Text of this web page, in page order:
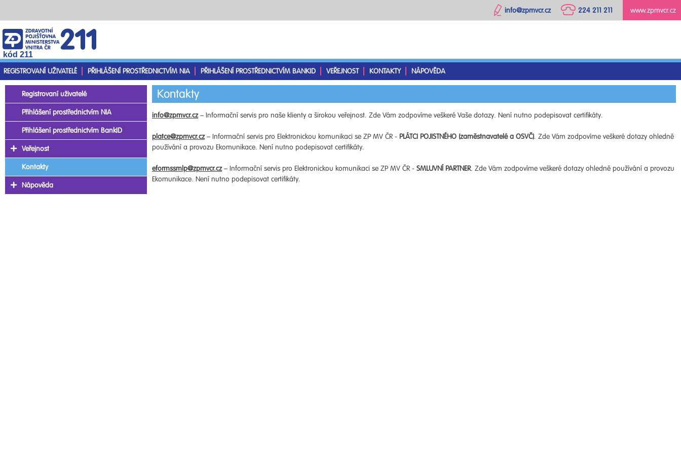
www.zpmvcr.cz
224 211 211
info@zpmvcr.cz
kód 211
REGISTROVANÍ UŽIVATELÉ
PŘIHLÁŠENÍ PROSTŘEDNICTVÍM NIA PŘIHLÁŠENÍ PROSTŘEDNICTVÍM BANKID VEŘEJNOST KONTAKTY NÁPOVĚDA
Kontakty
info@zpmvcr.cz– Informační servis pro naše klienty a širokou veřejnost. Zde Vám zodpovíme veškeré Vaše dotazy. Není nutno podepisovat certifikáty.
platce@zpmvcr.cz– Informační servis pro Elektronickou komunikaci se ZP MV ČR - PLÁTCI POJISTNÉHO (zaměstnavatelé a OSVČ). Zde Vám zodpovíme veškeré dotazy ohledně
používání a provozu Ekomunikace. Není nutno podepisovat certifikáty.
eformssmlp@zpmvcr.cz– Informační servis pro Elektronickou komunikaci se ZP MV ČR - SMLUVNÍ PARTNER. Zde Vám zodpovíme veškeré dotazy ohledně používání a provozu
Ekomunikace. Není nutno podepisovat certifikáty.
Registrovaní uživatelé
Přihlášení prostřednictvím NIA
Přihlášení prostřednictvím BankID
Veřejnost
Kontakty
Nápověda